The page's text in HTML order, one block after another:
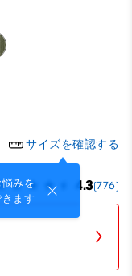
サイズを確認する
みを
ます
4.3(776)